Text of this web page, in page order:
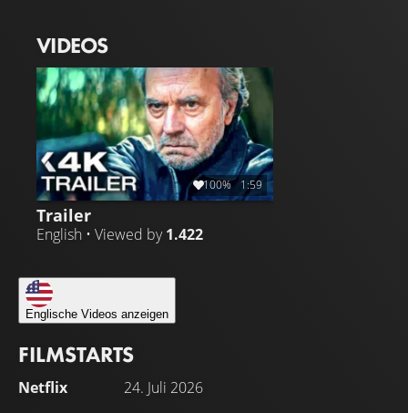
VIDEOS
100% 1:59
Trailer
English • Viewed by1.422
Englische Videos anzeigen
FILMSTARTS
Netflix 24. Juli 2026